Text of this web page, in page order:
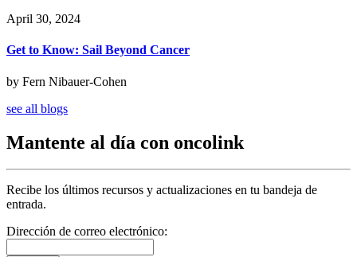
April 30, 2024
Get to Know: Sail Beyond Cancer
by Fern Nibauer-Cohen
see all blogs
Mantente al día con oncolink
Recibe los últimos recursos y actualizaciones en tu bandeja de
entrada.
Dirección de correo electrónico: